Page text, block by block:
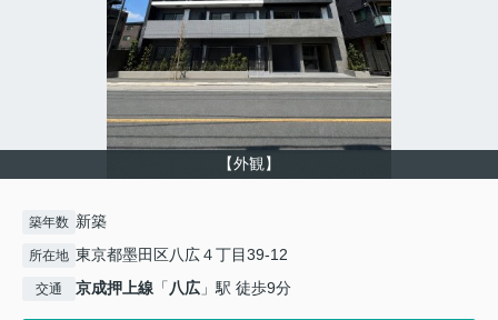
【外観】
築年数 新築
所在地 東京都墨田区八広４丁目39-12
交通 京成押上線 「八広 」駅 徒歩9分